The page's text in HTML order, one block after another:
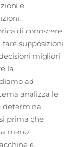
e
di conoscere
supposizioni.
migliori
la
ad
analizza le
determina
prima che
meno
e